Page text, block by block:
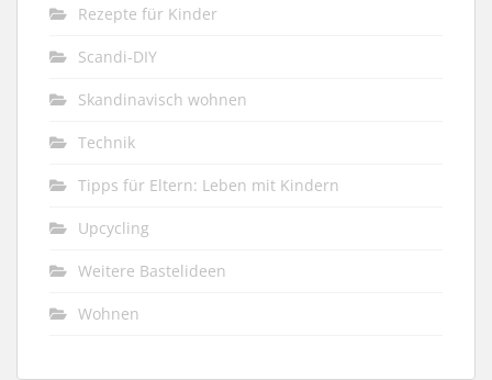
Rezepte für Kinder
Scandi-DIY
Skandinavisch wohnen
Technik
Tipps für Eltern: Leben mit Kindern
Upcycling
Weitere Bastelideen
Wohnen